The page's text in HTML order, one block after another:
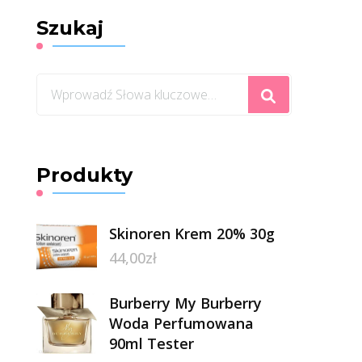
Szukaj
Szukasz
Produkty
Skinoren Krem 20% 30g
44,00zł
Burberry My Burberry
Woda Perfumowana
90ml Tester